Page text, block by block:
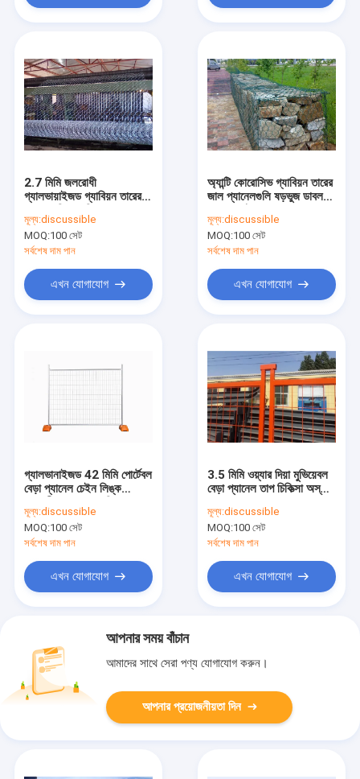
2.7 মিমি জলরোধী
গ্যালভায়াইজড গ্যাবিয়ন তারের
মূল্য:discussible
MOQ:100 সেট
সর্বশেষ দাম পান
এখন যোগাযোগ
অ্যান্টি কোরোসিভ গ্যাবিয়ন তারের
জাল প্যানেলগুলি ষড়ভুজ ডাবল
মূল্য:discussible
MOQ:100 সেট
সর্বশেষ দাম পান
এখন যোগাযোগ
গ্যালভানাইজড 42 মিমি পোর্টেবল
বেড়া প্যানেল চেইন লিঙ্ক
মূল্য:discussible
MOQ:100 সেট
সর্বশেষ দাম পান
এখন যোগাযোগ
3.5 মিমি ওয়্যার দিয়া মুভিয়েবল
বেড়া প্যানেল তাপ চিকিত্সা অস্থায়ী
মূল্য:discussible
MOQ:100 সেট
সর্বশেষ দাম পান
এখন যোগাযোগ
আপনার সময় বাঁচান
আমাদের সাথে সেরা পণ্য যোগাযোগ করুন।
আপনার প্রয়োজনীয়তা দিন